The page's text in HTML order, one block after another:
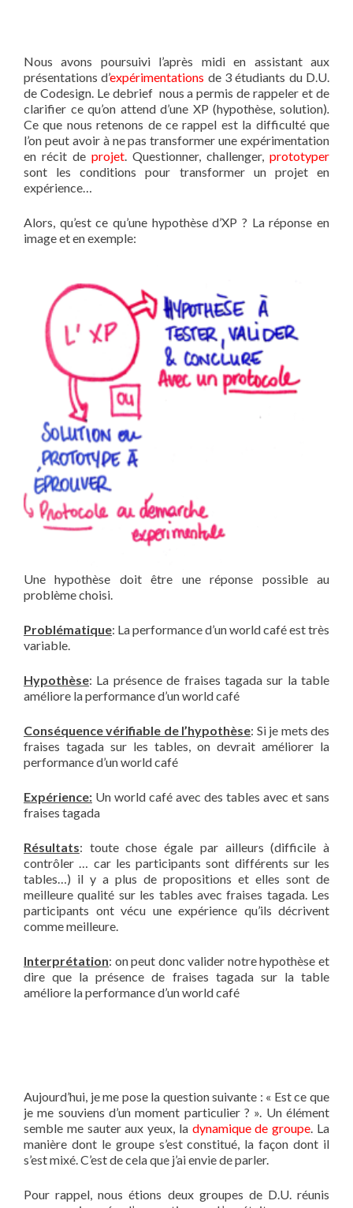
Nous avons poursuivi l’après midi en assistant aux
présentations d’expérimentations de 3 étudiants du D.U.
de Codesign. Le debrief nous a permis de rappeler et de
clarifier ce qu’on attend d’une XP (hypothèse, solution).
Ce que nous retenons de ce rappel est la difficulté que
l’on peut avoir à ne pas transformer une expérimentation
en récit de projet. Questionner, challenger, prototyper
sont les conditions pour transformer un projet en
expérience…
Alors, qu’est ce qu’une hypothèse d’XP ? La réponse en
image et en exemple:
Une hypothèse doit être une réponse possible au
problème choisi.
Problématique: La performance d’un world café est très
variable.
Hypothèse: La présence de fraises tagada sur la table
améliore la performance d’un world café
Conséquence vérifiable de l’hypothèse: Si je mets des
fraises tagada sur les tables, on devrait améliorer la
performance d’un world café
Expérience: Un world café avec des tables avec et sans
fraises tagada
Résultats: toute chose égale par ailleurs (difficile à
contrôler … car les participants sont différents sur les
tables…) il y a plus de propositions et elles sont de
meilleure qualité sur les tables avec fraises tagada. Les
participants ont vécu une expérience qu’ils décrivent
comme meilleure.
Interprétation: on peut donc valider notre hypothèse et
dire que la présence de fraises tagada sur la table
améliore la performance d’un world café
Aujourd’hui, je me pose la question suivante : « Est ce que
je me souviens d’un moment particulier ? ». Un élément
semble me sauter aux yeux, la dynamique de groupe. La
manière dont le groupe s’est constitué, la façon dont il
s’est mixé. C’est de cela que j’ai envie de parler.
Pour rappel, nous étions deux groupes de D.U. réunis